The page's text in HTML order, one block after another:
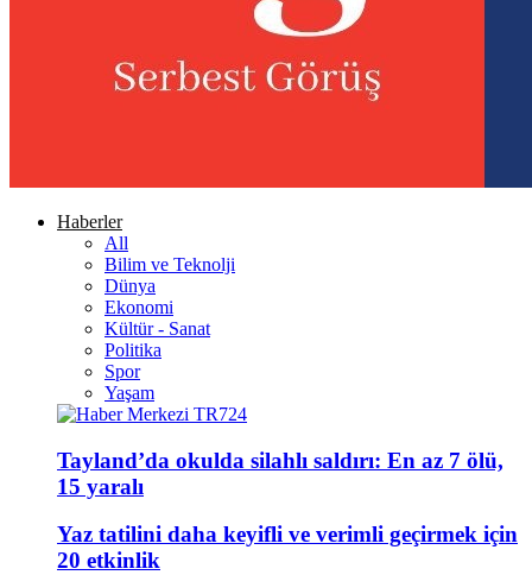
Haberler
All
Bilim ve Teknolji
Dünya
Ekonomi
Kültür - Sanat
Politika
Spor
Yaşam
Tayland’da okulda silahlı saldırı: En az 7 ölü,
15 yaralı
Yaz tatilini daha keyifli ve verimli geçirmek için
20 etkinlik